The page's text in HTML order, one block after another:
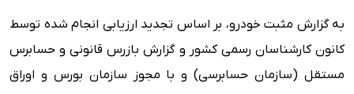
به گزارش مثبت خودرو، بر اساس تجدید ارزیابی انجام شده توسط
کانون کارشناسان رسمی کشور و گزارش بازرس قانونی و حسابرس
مستقل (سازمان حسابرسی) و با مجوز سازمان بورس و اوراق